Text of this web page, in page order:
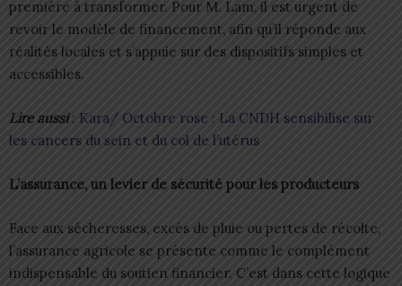
première à transformer. Pour M. Lam, il est urgent de
revoir le modèle de financement, afin qu’il réponde aux
réalités locales et s’appuie sur des dispositifs simples et
accessibles.
Lire aussi: Kara/ Octobre rose : La CNDH sensibilise sur
les cancers du sein et du col de l’utérus
L’assurance, un levier de sécurité pour les producteurs
Face aux sécheresses, excès de pluie ou pertes de récolte,
l’assurance agricole se présente comme le complément
indispensable du soutien financier. C’est dans cette logique